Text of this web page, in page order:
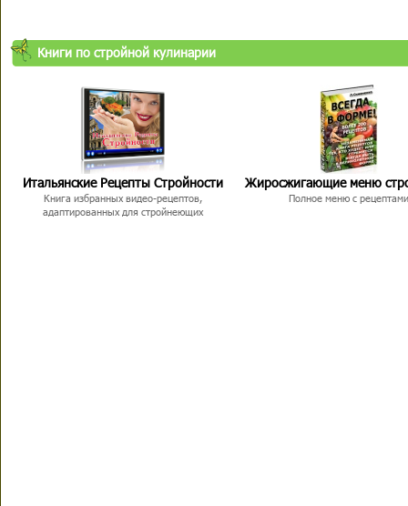
Книги по стройной кулинарии
Итальянские Рецепты Стройности
Книга избранных видео-рецептов,
адаптированных для стройнеющих
Жиросжигающие меню
Полное меню с рецептами